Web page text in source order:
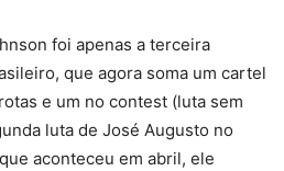
foi apenas a terceira
que agora soma um cartel
e um no contest (luta sem
luta de José Augusto no
aconteceu em abril, ele